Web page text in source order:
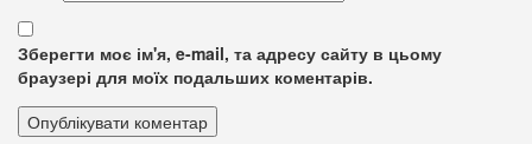
Зберегти моє ім'я, e-mail, та адресу сайту в цьому
браузері для моїх подальших коментарів.